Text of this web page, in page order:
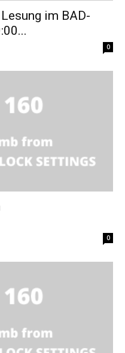
im BAD-
0
0